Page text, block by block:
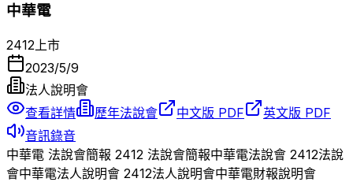
中華電
2412 上市
2023/5/9
法人說明會
查看詳情
歷年法說會 中文版 PDF
英文版 PDF
音訊錄音
中華電 法說會簡報 2412 法說會簡報中華電法說會 2412法說
會中華電法人說明會 2412法人說明會中華電財報說明會